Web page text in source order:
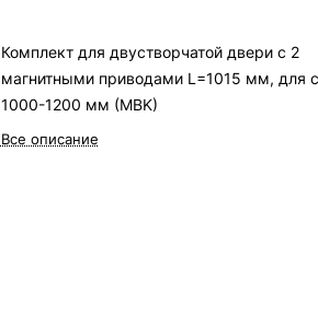
Комплект для двустворчатой двери с 2
магнитными приводами L=1015 мм, для
1000-1200 мм (MBK)
Все описание